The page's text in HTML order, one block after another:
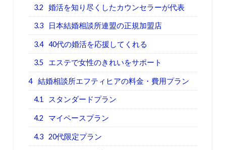
3.2 婚活を知り尽くしたカウンセラーが代表
3.3 日本結婚相談所連盟の正規加盟店
3.4 40代の婚活を応援してくれる
3.5 エステで女性のきれいをサポート
4 結婚相談所エフティヒアの料金・費用プラン
4.1 スタンダードプラン
4.2 マイペースプラン
4.3 20代限定プラン